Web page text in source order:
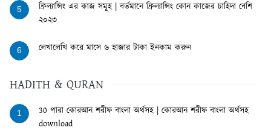
5
ফ্রিল্যান্সিং এর কাজ সমূহ | বর্তমানে ফ্রিল্যান্সিং কোন কাজের চাহিদা বেশি
২০২৩
6 লেখালেখি করে মাসে ৬ হাজার টাকা ইনকাম করুন
HADITH & QURAN
1
30 পারা কোরআন শরীফ বাংলা অর্থসহ | কোরআন শরীফ বাংলা অর্থসহ
download